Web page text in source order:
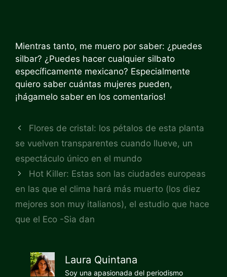
Mientras tanto, me muero por saber: ¿puedes
silbar? ¿Puedes hacer cualquier silbato
específicamente mexicano? Especialmente
quiero saber cuántas mujeres pueden,
¡hágamelo saber en los comentarios!
Flores de cristal: los pétalos de esta planta
se vuelven transparentes cuando llueve, un
espectáculo único en el mundo
Hot Killer: Estas son las ciudades europeas
en las que el clima hará más muerto (los diez
mejores son muy italianos), el estudio que hace
que el Eco -Sia dan
Laura Quintana
Soy una apasionada del periodismo